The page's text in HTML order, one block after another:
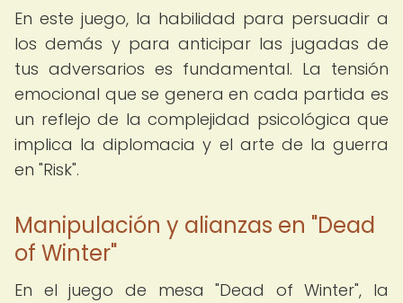
En este juego, la habilidad para persuadir a
los demás y para anticipar las jugadas de
tus adversarios es fundamental. La tensión
emocional que se genera en cada partida es
un reflejo de la complejidad psicológica que
implica la diplomacia y el arte de la guerra
en "Risk".
Manipulación y alianzas en "Dead
of Winter"
En el juego de mesa "Dead of Winter", la